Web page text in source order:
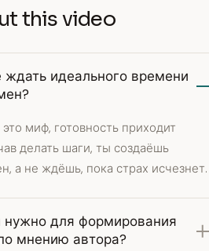
this video
идеального времени
миф, готовность приходит
делать шаги, ты создаёшь
а не ждёшь, пока страх исчезнет.
нужно для формирования
мнению автора?